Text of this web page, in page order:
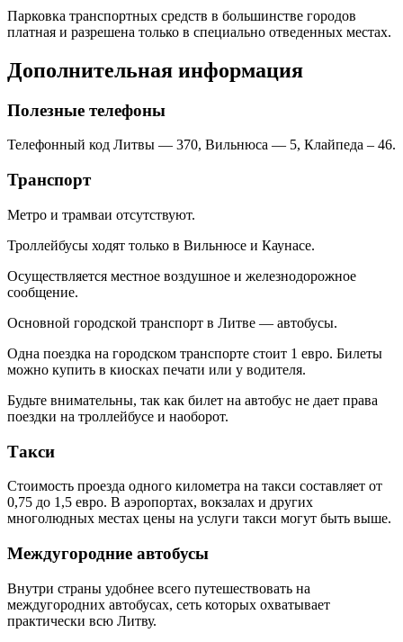
Парковка транспортных средств в большинстве городов
платная и разрешена только в специально отведенных местах.
Дополнительная информация
Полезные телефоны
Телефонный код Литвы — 370, Вильнюса — 5, Клайпеда – 46.
Транспорт
Метро и трамваи отсутствуют.
Троллейбусы ходят только в Вильнюсе и Каунасе.
Осуществляется местное воздушное и железнодорожное
сообщение.
Основной городской транспорт в Литве — автобусы.
Одна поездка на городском транспорте стоит 1 евро. Билеты
можно купить в киосках печати или у водителя.
Будьте внимательны, так как билет на автобус не дает права
поездки на троллейбусе и наоборот.
Такси
Стоимость проезда одного километра на такси составляет от
0,75 до 1,5 евро. В аэропортах, вокзалах и других
многолюдных местах цены на услуги такси могут быть выше.
Междугородние автобусы
Внутри страны удобнее всего путешествовать на
междугородних автобусах, сеть которых охватывает
практически всю Литву.